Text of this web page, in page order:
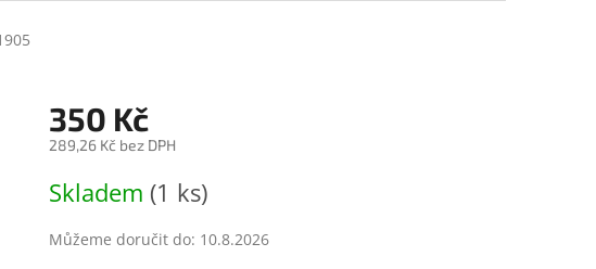
350 Kč
289,26 Kč bez DPH
cena:
Skladem (1 ks)
Můžeme doručit do: 10.8.2026